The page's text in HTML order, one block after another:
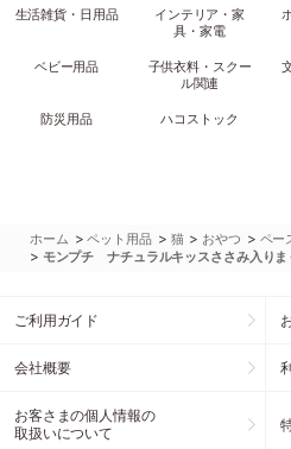
生活雑貨・日用品
インテリア・家
具・家電
ベビー用品
子供衣料・スクー
ル関連
防災用品 ハコストック
ホーム >ペット用品 > 猫 > おやつ > ペー
> モンプチ ナチュラルキッスささみ入り
ご利用ガイド
会社概要
お客さまの個人情報の
取扱いについて